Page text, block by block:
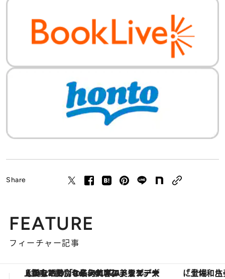
Share
FEATURE
フィーチャー記事
「土佐和ハーブかき氷」がOMO7高知に登場！生姜、山椒、大葉など目にも舌にも涼を呼ぶ郷土の味